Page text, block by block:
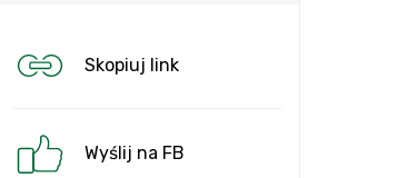
Skopiuj link
Wyślij na FB